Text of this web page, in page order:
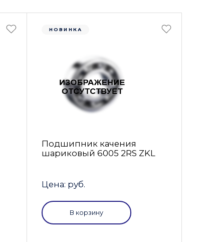
НОВИНКА
Подшипник качения
шариковый 6005 2RS ZKL
Цена: руб.
В корзину